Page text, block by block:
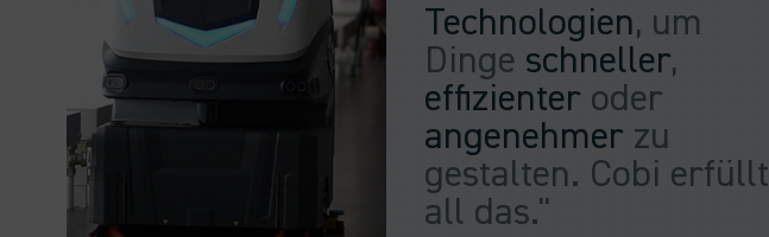
Technologien, um
Dinge schneller,
effizienter oder
angenehmer zu
gestalten. Cobi erfüllt
all das."